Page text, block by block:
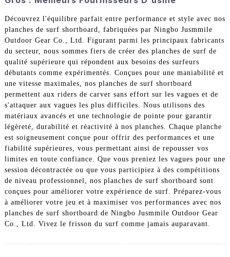
Découvrez l'équilibre parfait entre performance et style avec nos
planches de surf shortboard, fabriquées par Ningbo Jusmmile
Outdoor Gear Co., Ltd. Figurant parmi les principaux fabricants
du secteur, nous sommes fiers de créer des planches de surf de
qualité supérieure qui répondent aux besoins des surfeurs
débutants comme expérimentés. Conçues pour une maniabilité et
une vitesse maximales, nos planches de surf shortboard
permettent aux riders de carver sans effort sur les vagues et de
s'attaquer aux vagues les plus difficiles. Nous utilisons des
matériaux avancés et une technologie de pointe pour garantir
légèreté, durabilité et réactivité à nos planches. Chaque planche
est soigneusement conçue pour offrir des performances et une
fiabilité supérieures, vous permettant ainsi de repousser vos
limites en toute confiance. Que vous preniez les vagues pour une
session décontractée ou que vous participiez à des compétitions
de niveau professionnel, nos planches de surf shortboard sont
conçues pour améliorer votre expérience de surf. Préparez-vous
à améliorer votre jeu et à maximiser vos performances avec nos
planches de surf shortboard de Ningbo Jusmmile Outdoor Gear
Co., Ltd. Vivez le frisson du surf comme jamais auparavant.